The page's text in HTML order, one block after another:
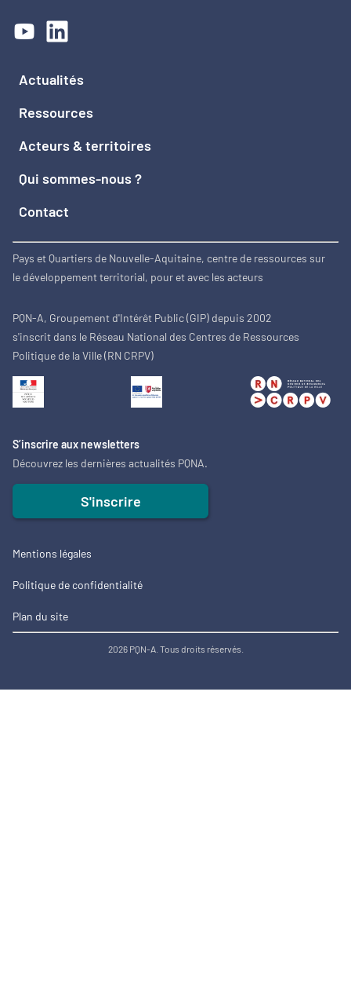
Actualités
Ressources
Acteurs & territoires
Qui sommes-nous ?
Contact
Pays et Quartiers de Nouvelle-Aquitaine, centre de ressources sur
le développement territorial, pour et avec les acteurs
PQN-A, Groupement d'Intérêt Public (GIP) depuis 2002
s'inscrit dans le Réseau National des Centres de Ressources
Politique de la Ville (RN CRPV)
S’inscrire aux newsletters
Découvrez les dernières actualités PQNA.
S'inscrire
Mentions légales
Politique de confidentialité
Plan du site
2026 PQN-A. Tous droits réservés.